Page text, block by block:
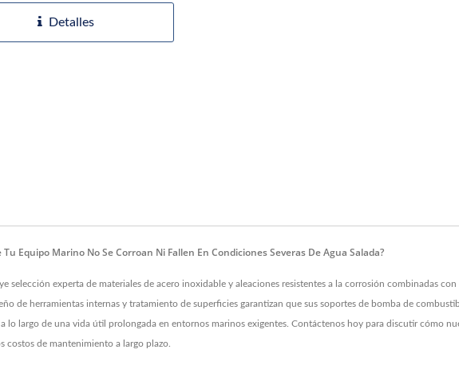
Detalles
Equipo Marino No Se Corroan Ni Fallen En Condiciones Severas De Agua Salada?
selección experta de materiales de acero inoxidable y aleaciones resistentes a la corrosión combinadas
de herramientas internas y tratamiento de superficies garantizan que sus soportes de bomba de
largo de una vida útil prolongada en entornos marinos exigentes. Contáctenos hoy para discutir cómo
costos de mantenimiento a largo plazo.